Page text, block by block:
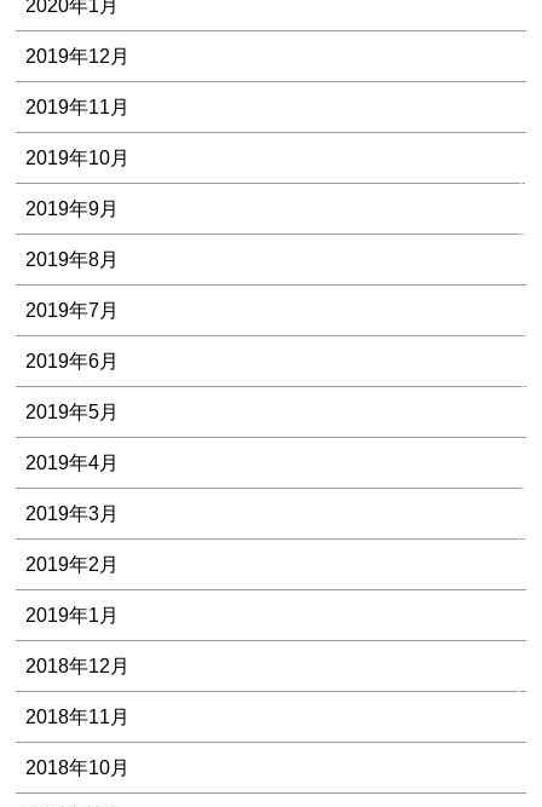
ち
安
お
・
決
2020年1月
2019年12月
2019年11月
2019年10月
2019年9月
2019年8月
2019年7月
2019年6月
2019年5月
2019年4月
2019年3月
2019年2月
2019年1月
2018年12月
2018年11月
2018年10月